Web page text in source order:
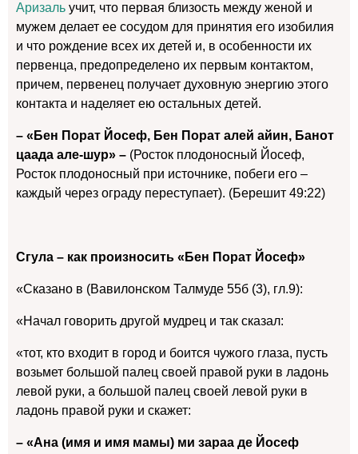
Аризаль учит, что первая близость между женой и
мужем делает ее сосудом для принятия его изобилия
и что рождение всех их детей и, в особенности их
первенца, предопределено их первым контактом,
причем, первенец получает духовную энергию этого
контакта и наделяет ею остальных детей.
– «Бен Порат Йосеф, Бен Порат алей айин, Банот
цаада але-шур» – (Росток плодоносный Йосеф,
Росток плодоносный при источнике, побеги его –
каждый через ограду переступает). (Берешит 49:22)
Сгула – как произносить «Бен Порат Йосеф»
«Сказано в (Вавилонском Талмуде 55б (3), гл.9):
«Начал говорить другой мудрец и так сказал:
«тот, кто входит в город и боится чужого глаза, пусть
возьмет большой палец своей правой руки в ладонь
левой руки, а большой палец своей левой руки в
ладонь правой руки и скажет:
– «Ана (имя и имя мамы) ми зараа де Йосеф